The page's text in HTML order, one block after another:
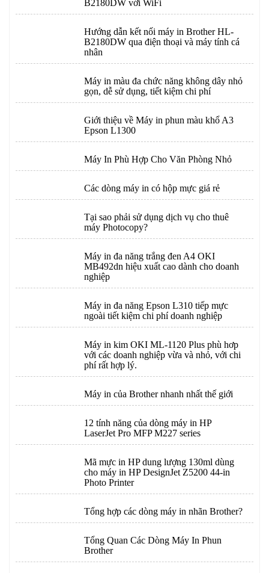
B2180DW với WiFi
Hướng dẫn kết nối máy in Brother HL-
B2180DW qua điện thoại và máy tính cá
nhân
Máy in màu đa chức năng không dây nhỏ
gọn, dễ sử dụng, tiết kiệm chi phí
Giới thiệu về Máy in phun màu khổ A3
Epson L1300
Máy In Phù Hợp Cho Văn Phòng Nhỏ
Các dòng máy in có hộp mực giá rẻ
Tại sao phải sử dụng dịch vụ cho thuê
máy Photocopy?
Máy in đa năng trắng đen A4 OKI
MB492dn hiệu xuất cao dành cho doanh
nghiệp
Máy in đa năng Epson L310 tiếp mực
ngoài tiết kiệm chi phí doanh nghiệp
Máy in kim OKI ML-1120 Plus phù hơp
với các doanh nghiệp vừa và nhỏ, với chi
phí rất hợp lý.
Máy in của Brother nhanh nhất thế giới
12 tính năng của dòng máy in HP
LaserJet Pro MFP M227 series
Mã mực in HP dung lượng 130ml dùng
cho máy in HP DesignJet Z5200 44-in
Photo Printer
Tổng hợp các dòng máy in nhãn Brother?
Tổng Quan Các Dòng Máy In Phun
Brother